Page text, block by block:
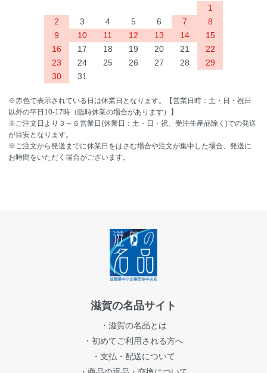
1
2
3 4 5 6 7
8
9
10 11 12 13 14
15
16
17 18 19 20 21
22
23
24 25 26 27 28
29
30
31
※赤色で表示されている日は休業日となります。【営業日時：土・日・祝日
以外の平日10-17時（臨時休業の場合があります）】
※ご注文日より３～６営業日(休業日：土・日・祝、受注生産品除く)での発送
が目安となります。
※ご注文から発送までに休業日をはさむ場合や注文が集中した場合、発送に
お時間をいただく場合がございます。
滋賀の名品サイト
・滋賀の名品とは
・初めてご利用される方へ
・支払・配送について